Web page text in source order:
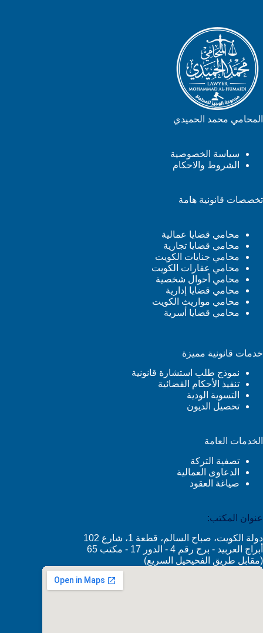
المحامي محمد الحميدي
سياسة الخصوصية
الشروط والاحكام
تخصصات قانونية هامة
محامي قضايا عمالية
محامي قضايا تجارية
محامي جنايات الكويت
محامي عقارات الكويت
محامي أحوال شخصية
محامي قضايا إدارية
محامي مواريث الكويت
محامي قضايا أسرية
خدمات قانونية مميزة
نموذج طلب استشارة قانونية
تنفيذ الأحكام القضائية
التسوية الودية
تحصيل الديون
الخدمات العامة
تصفية التركة
الدعاوى العمالية
صياغة العقود
عنوان المكتب:
دولة الكويت، صباح السالم، قطعة 1، شارع 102
أبراج العربيد - برج رقم 4 - الدور 17 - مكتب 65
(مقابل طريق الفحيحيل السريع)